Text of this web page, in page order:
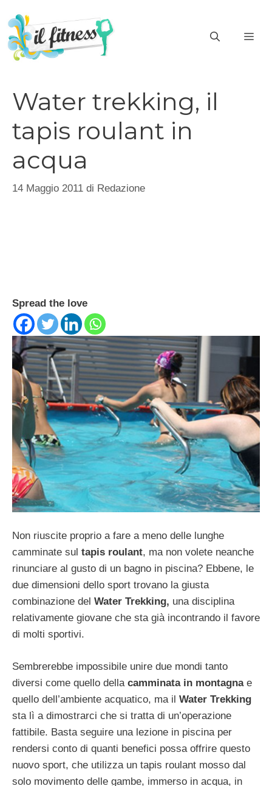
contenuto
Water trekking, il
tapis roulant in
acqua
14 Maggio 2011 di Redazione
Spread the love
Non riuscite proprio a fare a meno delle lunghe
camminate sul tapis roulant, ma non volete neanche
rinunciare al gusto di un bagno in piscina? Ebbene, le
due dimensioni dello sport trovano la giusta
combinazione del Water Trekking, una disciplina
relativamente giovane che sta già incontrando il favore
di molti sportivi.
Sembrerebbe impossibile unire due mondi tanto
diversi come quello della camminata in montagnae
quello dell’ambiente acquatico, ma il Water Trekking
sta lì a dimostrarci che si tratta di un’operazione
fattibile. Basta seguire una lezione in piscina per
rendersi conto di quanti benefici possa offrire questo
nuovo sport, che utilizza un tapis roulant mosso dal
solo movimento delle gambe, immerso in acqua, in